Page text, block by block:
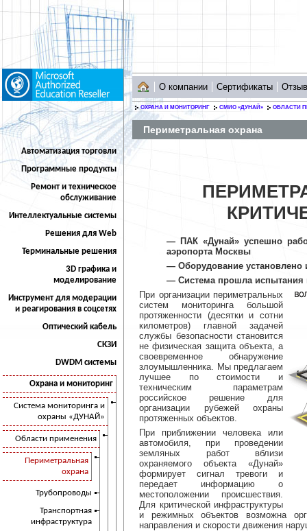
Автоматизация торговли
Программные продукты
Ремонт и техническое
обслуживание
Интеллектуальные системы
Решения для Web
Терминальные решения
3D графика и
моделирование
Инструмент для модерации
и реагирования в соцсетях
Оптический кабель
СКЗИ
DWDM системы
Охрана и мониторинг
Система мониторинга и
охраны «ДУНАЙ»
Области применения
Периметральная
охрана
Трубопроводы
Транспортная
инфраструктура
О компании Сертификаты
ОХРАНА И МОНИТОРИНГ СМИО «ДУНАЙ» ОБЛАСТИ
Периметральная охрана
— ПАК «Дунай» успешно
аэропорта Москвы
— Оборудование установлено
— Система прошла испытания
При организации периметральных
систем мониторинга большой
протяженности (десятки и сотни
километров) главной задачей
службы безопасности становится
не физическая защита объекта, а
своевременное обнаружение
злоумышленника. Мы предлагаем
лучшее по стоимости и
техническим параметрам
российское решение для
организации рубежей охраны
протяженных объектов.
При приближении человека или
автомобиля, при проведении
земляных работ вблизи
охраняемого объекта «Дунай»
формирует сигнал тревоги и
передает информацию о
местоположении происшествия.
Для критической инфраструктуры
и режимных объектов возможна
направления и скорости движения